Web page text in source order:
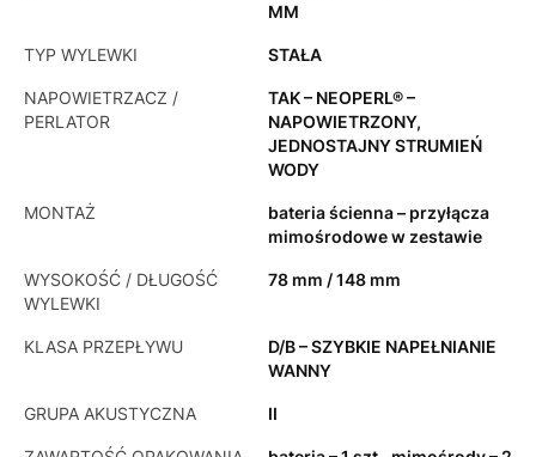
MM
TYP WYLEWKI STAŁA
NAPOWIETRZACZ /
PERLATOR
TAK – NEOPERL® –
NAPOWIETRZONY,
JEDNOSTAJNY STRUMIEŃ
WODY
MONTAŻ
bateria ścienna – przyłącza
mimośrodowe w zestawie
WYSOKOŚĆ / DŁUGOŚĆ
WYLEWKI
78 mm / 148 mm
KLASA PRZEPŁYWU
D/B – SZYBKIE NAPEŁNIANIE
WANNY
GRUPA AKUSTYCZNA II